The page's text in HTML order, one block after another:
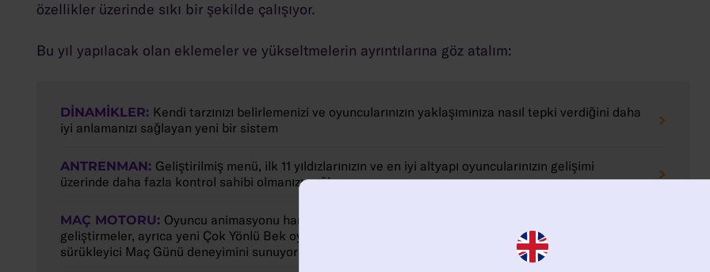
özellikler üzerinde sıkı bir şekilde çalışıyor.
Bu yıl yapılacak olan eklemeler ve yükseltmelerin ayrıntılarına göz atalım:
DINAMIKLER: Kendi tarzınızı belirlemenizi ve oyuncularınızın yaklaşımınıza nasıl tepki verdiğini daha
iyi anlamanızı sağlayan yeni bir sistem
ANTRENMAN: Geliştirilmiş menü, ilk 11 yıldızlarınızın ve en iyi altyapı oyuncularınızın gelişimi
üzerinde daha fazla kontrol sahibi olmanızı sağlar
MAÇ MOTORU: Oyuncu animasyonu hareket sistemlerine, top fiziğine ve ışıklandırmaya yapılan
geliştirmeler, ayrıca yeni Çok Yönlü Bek oyuncu rolü seride şimdiye kadar görülen en gerçekçi ve
sürükleyici Maç Günü deneyimini sunuyor